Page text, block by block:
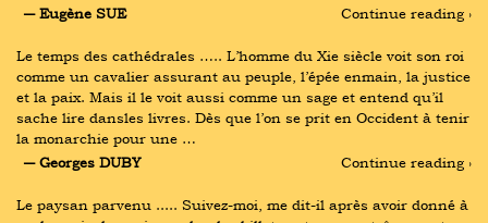
― Eugène SUE
Continue reading ›
Le temps des cathédrales ….. L’homme du Xie siècle voit son roi
comme un cavalier assurant au peuple, l’épée enmain, la justice
et la paix. Mais il le voit aussi comme un sage et entend qu’il
sache lire dansles livres. Dès que l’on se prit en Occident à tenir
la monarchie pour une …
― Georges DUBY
Continue reading ›
Le paysan parvenu ..... Suivez-moi, me dit-il après avoir donné à